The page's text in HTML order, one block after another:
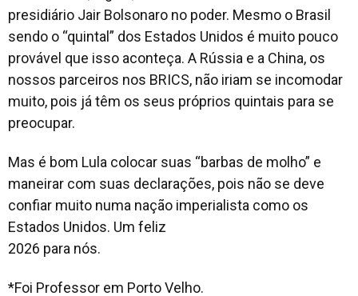
presidiário Jair Bolsonaro no poder. Mesmo o Brasil
sendo o “quintal” dos Estados Unidos é muito pouco
provável que isso aconteça. A Rússia e a China, os
nossos parceiros nos BRICS, não iriam se incomodar
muito, pois já têm os seus próprios quintais para se
preocupar.
Mas é bom Lula colocar suas “barbas de molho” e
maneirar com suas declarações, pois não se deve
confiar muito numa nação imperialista como os
Estados Unidos. Um feliz
2026 para nós.
*Foi Professor em Porto Velho.